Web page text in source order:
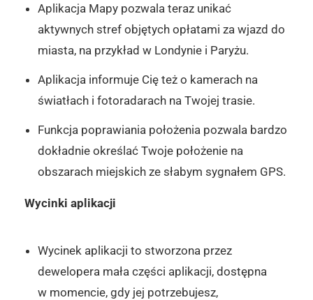
Aplikacja Mapy pozwala teraz unikać
aktywnych stref objętych opłatami za wjazd do
miasta, na przykład w Londynie i Paryżu.
Aplikacja informuje Cię też o kamerach na
światłach i fotoradarach na Twojej trasie.
Funkcja poprawiania położenia pozwala bardzo
dokładnie określać Twoje położenie na
obszarach miejskich ze słabym sygnałem GPS.
Wycinki aplikacji
Wycinek aplikacji to stworzona przez
dewelopera mała części aplikacji, dostępna
w momencie, gdy jej potrzebujesz,